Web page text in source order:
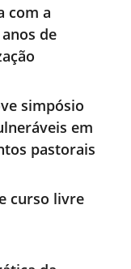
com a
de
simpósio
em
pastorais
curso livre